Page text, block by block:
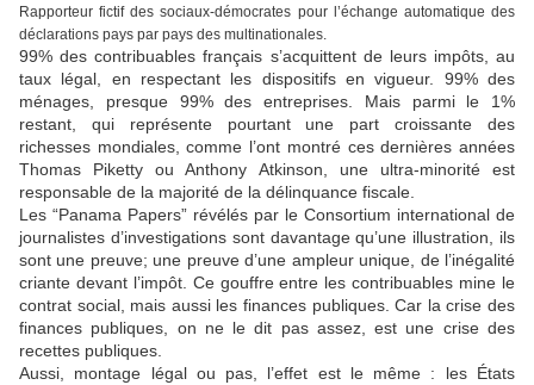
Rapporteur fictif des sociaux-démocrates pour l’échange automatique des
déclarations pays par pays des multinationales.
99% des contribuables français s’acquittent de leurs impôts, au
taux légal, en respectant les dispositifs en vigueur. 99% des
ménages, presque 99% des entreprises. Mais parmi le 1%
restant, qui représente pourtant une part croissante des
richesses mondiales, comme l’ont montré ces dernières années
Thomas Piketty ou Anthony Atkinson, une ultra-minorité est
responsable de la majorité de la délinquance fiscale.
Les “Panama Papers” révélés par le Consortium international de
journalistes d’investigations sont davantage qu’une illustration, ils
sont une preuve; une preuve d’une ampleur unique, de l’inégalité
criante devant l’impôt. Ce gouffre entre les contribuables mine le
contrat social, mais aussi les finances publiques. Car la crise des
finances publiques, on ne le dit pas assez, est une crise des
recettes publiques.
Aussi, montage légal ou pas, l’effet est le même : les États